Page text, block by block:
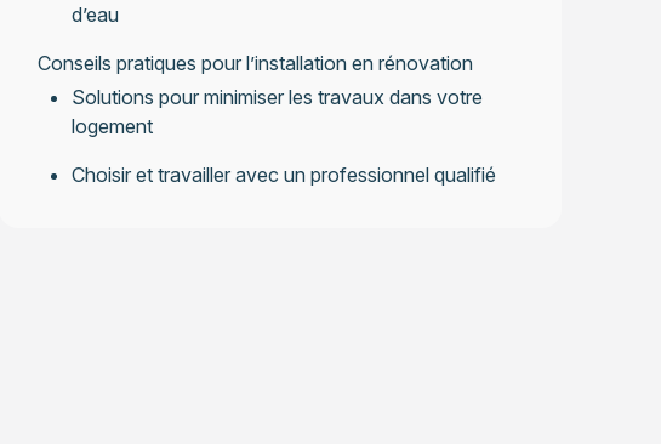
d’eau
Conseils pratiques pour l’installation en rénovation
Solutions pour minimiser les travaux dans votre
logement
Choisir et travailler avec un professionnel qualifié